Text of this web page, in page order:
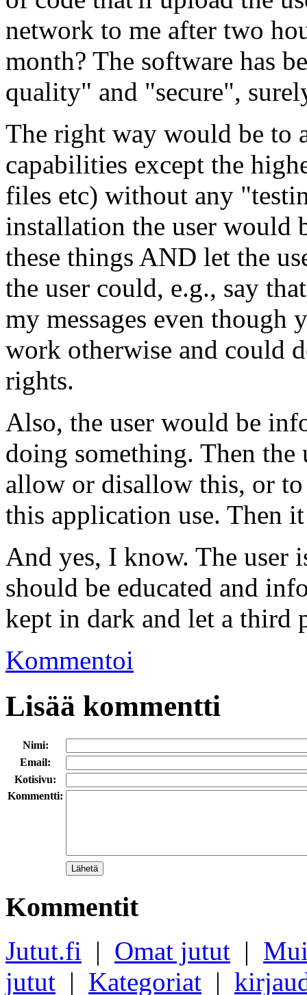
network to me after two
month? The software has
quality" and "secure",
The right way would be to
capabilities except the
files etc) without any
installation the user would
these things AND let the
the user could, e.g., say
my messages even
work otherwise and could
rights.
Also, the user would be
doing something. Then the
allow or disallow this, or
this application use. Then
And yes, I know. The user
should be educated and
kept in dark and let a third
Kommentoi
Lisää kommentti
Nimi:
Email:
Kotisivu:
Kommentti:
Kommentit
Jutut.fi | Omat jutut |
jutut | Kategoriat |